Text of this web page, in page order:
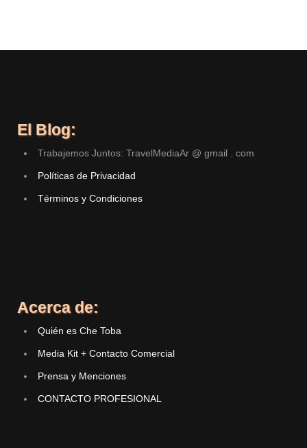
El Blog:
Trabajemos Juntos: TravelMediaAr @ gmail . com
Políticas de Privacidad
Términos y Condiciones
Acerca de:
Quién es Che Toba
Media Kit + Contacto Comercial
Prensa y Menciones
CONTACTO PROFESIONAL